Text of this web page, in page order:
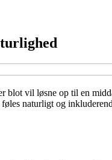
blot vil løsne op til en
naturligt og